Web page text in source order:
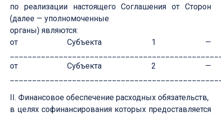
по реализации настоящего Соглашения от Сторон
(далее — уполномоченные
органы) являются:
от Субъекта 1 —
от Субъекта 2 —
II. Финансовое обеспечение расходных обязательств,
в целях софинансирования которых предоставляется